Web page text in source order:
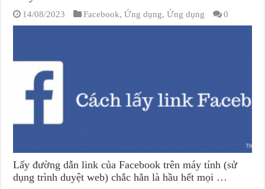
14/08/2023 Facebook,Ứng dụng,Ứng dụng 0
Lấy đường dẫn link của Facebook trên máy tính (sử
dụng trình duyệt web) chắc hẳn là hầu hết mọi …